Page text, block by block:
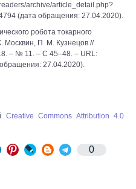
archive/article_detail.php?
(дата обращения: 27.04.2020).
робота токарного
Москвин, П. М. Кузнецов //
– № 11. – С 45–48. – URL:
27.04.2020).
Creative Commons Attribution 4.0
0